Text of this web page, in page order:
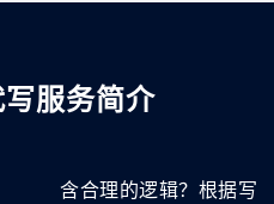
服务简介
含合理的逻辑？根据写